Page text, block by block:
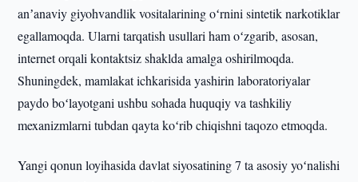
anʼanaviy giyohvandlik vositalarining oʻrnini sintetik narkotiklar
egallamoqda. Ularni tarqatish usullari ham oʻzgarib, asosan,
internet orqali kontaktsiz shaklda amalga oshirilmoqda.
Shuningdek, mamlakat ichkarisida yashirin laboratoriyalar
paydo boʻlayotgani ushbu sohada huquqiy va tashkiliy
mexanizmlarni tubdan qayta koʻrib chiqishni taqozo etmoqda.
Yangi qonun loyihasida davlat siyosatining 7 ta asosiy yoʻnalishi